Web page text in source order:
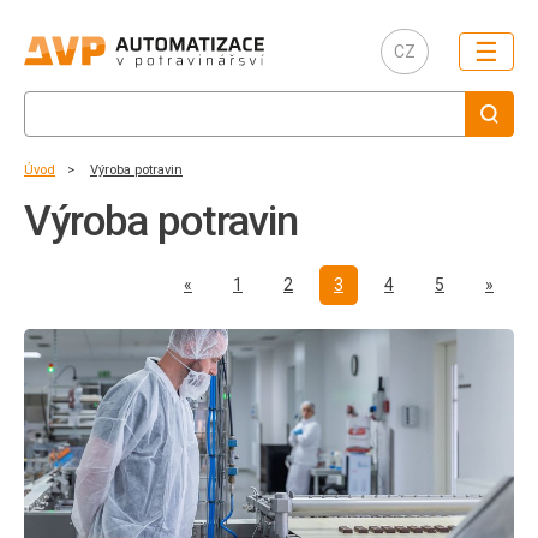
CZ ☰
Úvod Výroba potravin
Výroba potravin
« Předchozí
1 2 3 4 5 »